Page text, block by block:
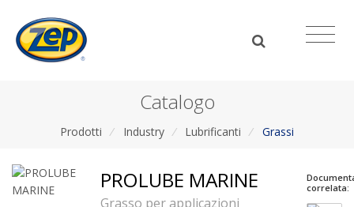
Catalogo
Prodotti / Industry / Lubrificanti / Grassi
PROLUBE MARINE
Grasso per applicazioni
correlata: